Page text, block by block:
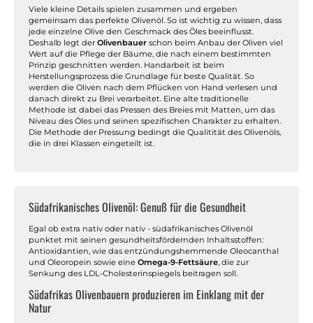
Viele kleine Details spielen zusammen und ergeben
gemeinsam das perfekte Olivenöl. So ist wichtig zu wissen, dass
jede einzelne Olive den Geschmack des Öles beeinflusst.
Deshalb legt der Olivenbauer schon beim Anbau der Oliven viel
Wert auf die Pflege der Bäume, die nach einem bestimmten
Prinzip geschnitten werden. Handarbeit ist beim
Herstellungsprozess die Grundlage für beste Qualität. So
werden die Oliven nach dem Pflücken von Hand verlesen und
danach direkt zu Brei verarbeitet. Eine alte traditionelle
Methode ist dabei das Pressen des Breies mit Matten, um das
Niveau des Öles und seinen spezifischen Charakter zu erhalten.
Die Methode der Pressung bedingt die Qualitität des Olivenöls,
die in drei Klassen eingeteilt ist.
Südafrikanisches Olivenöl: Genuß für die Gesundheit
Egal ob extra nativ oder nativ - südafrikanisches Olivenöl
punktet mit seinen gesundheitsfördernden Inhaltsstoffen:
Antioxidantien, wie das entzündungshemmende Oleocanthal
und Oleoropein sowie eine Omega-9-Fettsäure, die zur
Senkung des LDL-Cholesterinspiegels beitragen soll.
Südafrikas Olivenbauern produzieren im Einklang mit der
Natur